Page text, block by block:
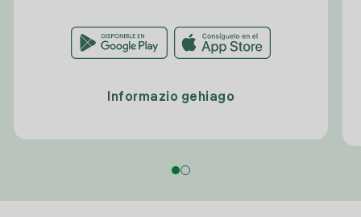
Informazio gehiago